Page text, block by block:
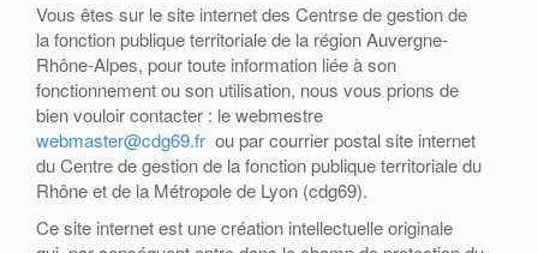
Vous êtes sur le site internet des Centrse de gestion de
la fonction publique territoriale de la région Auvergne-
Rhône-Alpes, pour toute information liée à son
fonctionnement ou son utilisation, nous vous prions de
bien vouloir contacter : le webmestre
webmaster@cdg69.fr ou par courrier postal site internet
du Centre de gestion de la fonction publique territoriale du
Rhône et de la Métropole de Lyon (cdg69).
Ce site internet est une création intellectuelle originale